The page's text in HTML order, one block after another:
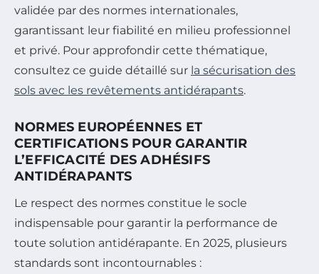
validée par des normes internationales,
garantissant leur fiabilité en milieu professionnel
et privé. Pour approfondir cette thématique,
consultez ce guide détaillé sur la sécurisation des
sols avec les revêtements antidérapants.
NORMES EUROPÉENNES ET
CERTIFICATIONS POUR GARANTIR
L’EFFICACITÉ DES ADHÉSIFS
ANTIDÉRAPANTS
Le respect des normes constitue le socle
indispensable pour garantir la performance de
toute solution antidérapante. En 2025, plusieurs
standards sont incontournables :